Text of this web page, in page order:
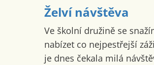
Želví návštěva
Ve školní družině se
nabízet co nejpestřejší
je dnes čekala milá